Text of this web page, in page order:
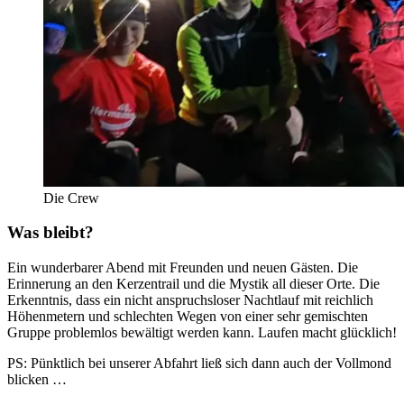
Die Crew
Was bleibt?
Ein wunderbarer Abend mit Freunden und neuen Gästen. Die
Erinnerung an den Kerzentrail und die Mystik all dieser Orte. Die
Erkenntnis, dass ein nicht anspruchsloser Nachtlauf mit reichlich
Höhenmetern und schlechten Wegen von einer sehr gemischten
Gruppe problemlos bewältigt werden kann. Laufen macht glücklich!
PS: Pünktlich bei unserer Abfahrt ließ sich dann auch der Vollmond
blicken …